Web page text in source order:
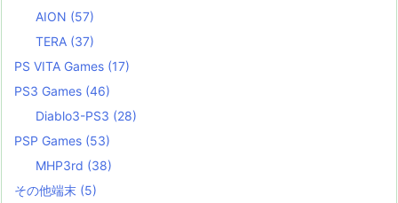
AION (57)
TERA (37)
PS VITA Games (17)
PS3 Games (46)
Diablo3-PS3 (28)
PSP Games (53)
MHP3rd (38)
その他端末 (5)